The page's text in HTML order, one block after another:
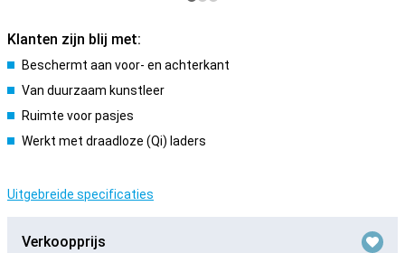
Klanten zijn blij met:
Beschermt aan voor- en achterkant
Van duurzaam kunstleer
Ruimte voor pasjes
Werkt met draadloze (Qi) laders
Uitgebreide specificaties
Verkoopprijs